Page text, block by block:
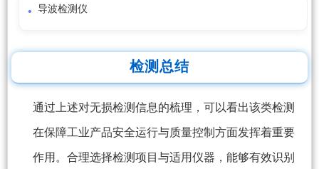
导波检测仪
检测总结
通过上述对无损检测信息的梳理，可以看出该类检测
在保障工业产品安全运行与质量控制方面发挥着重要
作用。合理选择检测项目与适用仪器，能够有效识别